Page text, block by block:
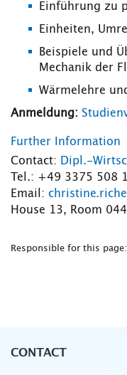
Einführung zu
Einheiten,
Beispiele und
Mechanik der
Wärmelehre
Anmeldung:
Further Information
Contact: Dipl.-
Tel.: +49 3375 508
Email:
House 13, Room 044
Responsible for this
CONTACT